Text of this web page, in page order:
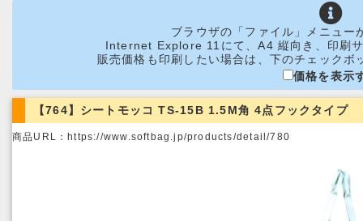
ブラウザの「ファイル」メニュー
Internet Explore 11にて、A4 縦向き、印刷
販売価格も印刷したい場合は、下のチェック
価格を表示
【764】シートモッコ TS-15B 1.5M角 4点フックタイプ
商品URL：https://www.softbag.jp/products/detail/780